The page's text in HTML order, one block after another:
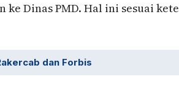
Dinas PMD. Hal ini sesuai
dan Forbis